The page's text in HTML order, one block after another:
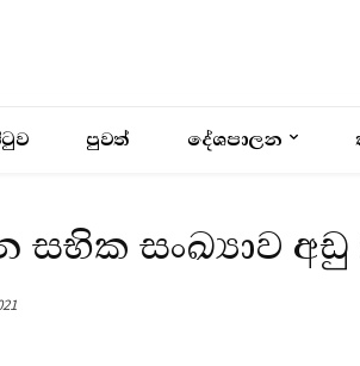
පුවත් දේශපාලන
සභික සංඛ්‍යාව